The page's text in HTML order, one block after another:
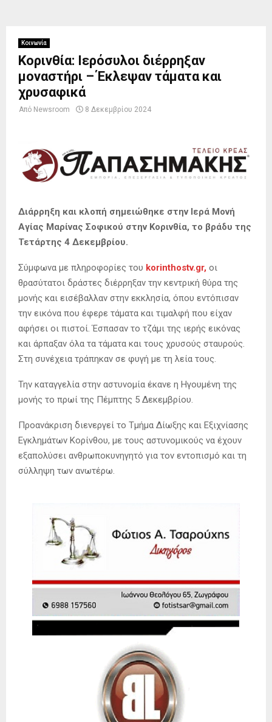
Κοινωνία
Κορινθία: Ιερόσυλοι διέρρηξαν
μοναστήρι – Έκλεψαν τάματα και
χρυσαφικά
Από Newsroom 8 Δεκεμβρίου 2024
Διάρρηξη και κλοπή σημειώθηκε στην Ιερά Μονή
Αγίας Μαρίνας Σοφικού στην Κορινθία, το βράδυ της
Τετάρτης 4 Δεκεμβρίου.
Σύμφωνα με πληροφορίες του korinthostv.gr, οι
θρασύτατοι δράστες διέρρηξαν την κεντρική θύρα της
μονής και εισέβαλλαν στην εκκλησία, όπου εντόπισαν
την εικόνα που έφερε τάματα και τιμαλφή που είχαν
αφήσει οι πιστοί. Έσπασαν το τζάμι της ιερής εικόνας
και άρπαξαν όλα τα τάματα και τους χρυσούς σταυρούς.
Στη συνέχεια τράπηκαν σε φυγή με τη λεία τους.
Την καταγγελία στην αστυνομία έκανε η Ηγουμένη της
μονής το πρωί της Πέμπτης 5 Δεκεμβρίου.
Προανάκριση διενεργεί το Τμήμα Δίωξης και Εξιχνίασης
Εγκλημάτων Κορίνθου, με τους αστυνομικούς να έχουν
εξαπολύσει ανθρωποκυνηγητό για τον εντοπισμό και τη
σύλληψη των ανωτέρω.